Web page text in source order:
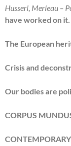
Husserl, Merleau –
have worked on it.
The European
Crisis and
Our bodies are
CORPUS